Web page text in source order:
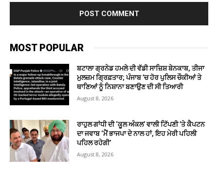
MOST POPULAR
ਬਟਾਲਾ ਗ੍ਰਨੇਡ ਹਮਲੇ ਦੀ ਵੱਡੀ ਸਾਜ਼ਿਸ਼ ਬੇਨਕਾਬ, ਤੀਜਾ
ਮੁਲਜ਼ਮ ਗ੍ਰਿਫ਼ਤਾਰ; ਪੰਜਾਬ ’ਚ ਹੋਰ ਪੁਲਿਸ ਚੌਕੀਆਂ ਤੇ
ਥਾਣਿਆਂ ਨੂੰ ਨਿਸ਼ਾਨਾ ਬਣਾਉਣ ਦੀ ਸੀ ਤਿਆਰੀ
August 8, 2026
ਰਾਹੁਲ ਗਾਂਧੀ ਦੀ ‘ਕੂਲ ਅੰਕਲ’ ਵਾਲੀ ਟਿੱਪਣੀ ’ਤੇ ਕੈਪਟਨ
ਦਾ ਜਵਾਬ ‘ਮੈਂ ਭਾਜਪਾ ਦੇ ਨਾਲ ਹਾਂ, ਇਹ ਮੇਰੀ ਪਹਿਲੀ
ਪਹਿਲ ਰਹੇਗੀ’
August 8, 2026